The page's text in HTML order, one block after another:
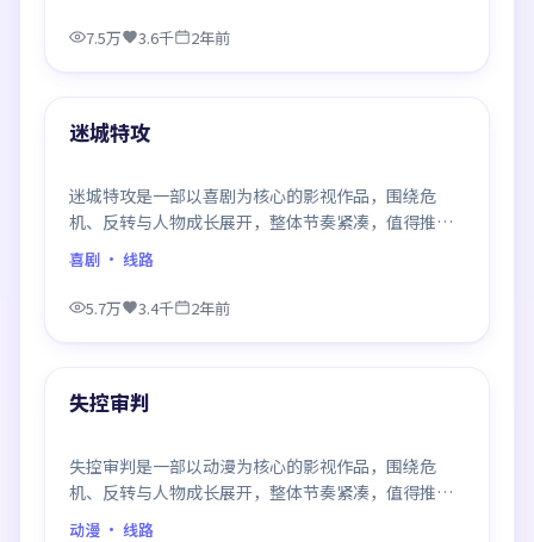
7.5万 3.6千 2年前
最新
迷城特攻
迷城特攻是一部以喜剧为核心的影视作品，围绕危
机、反转与人物成长展开，整体节奏紧凑，值得推荐
观看。
喜剧 · 线路
5.7万 3.4千 2年前
最新
失控审判
失控审判是一部以动漫为核心的影视作品，围绕危
机、反转与人物成长展开，整体节奏紧凑，值得推荐
观看。
动漫 · 线路